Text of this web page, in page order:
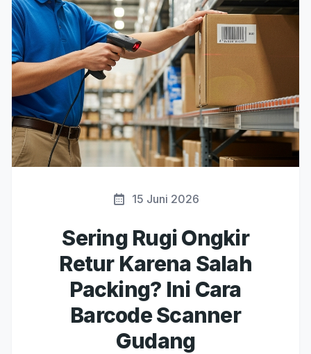
15 Juni 2026
Sering Rugi Ongkir
Retur Karena Salah
Packing? Ini Cara
Barcode Scanner
Gudang